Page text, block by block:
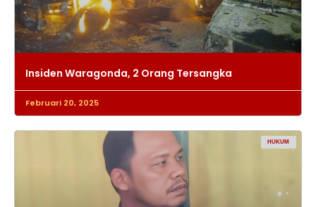
Insiden Waragonda, 2 Orang Tersangka
Februari 20, 2025
HUKUM